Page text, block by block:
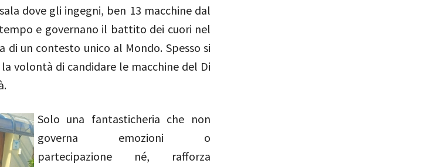
dove gli ingegni, ben 13 macchine dal
e governano il battito dei cuori nel
un contesto unico al Mondo. Spesso si
volontà di candidare le macchine del Di
Solo una fantasticheria che non
governa emozioni o
partecipazione né, rafforza